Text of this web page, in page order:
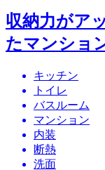
収納力がア
たマンショ
キッチン
トイレ
バスルーム
マンション
内装
断熱
洗面